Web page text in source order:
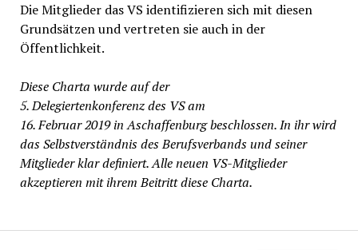
Die Mitglieder das VS identifizieren sich mit diesen
Grundsätzen und vertreten sie auch in der
Öffentlichkeit.
Diese Charta wurde auf der
5. Delegiertenkonferenz des VS am
16. Februar 2019 in Aschaffenburg beschlossen. In ihr wird
das Selbstverständnis des Berufsverbands und seiner
Mitglieder klar definiert. Alle neuen VS-Mitglieder
akzeptieren mit ihrem Beitritt diese Charta.